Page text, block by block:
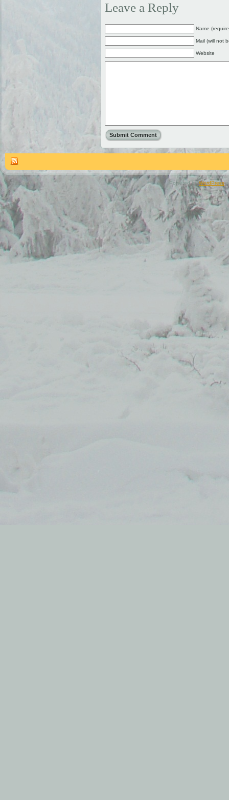
Leave a Reply
Name
Mail (will not
Website
Powered byWordPress